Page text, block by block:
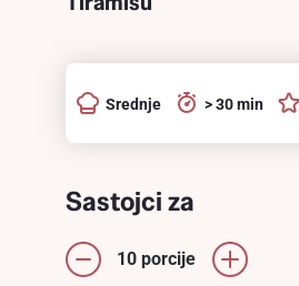
Srednje > 30 min
Sastojci za
10 porcije